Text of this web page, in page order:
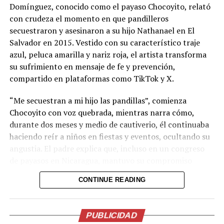
institucional.
Su presentación presidencial también dejó una señal
incómoda: el partido no permitió que los periodistas la
entrevistaran y la jornada estuvo marcada por reclamos
internos sobre el manejo anticipado de las candidaturas.
No son hechos que destruyan una campaña, pero sí
proyectar para recuperar credibilidad.
El mayor problema de Iraheta no es su perfil personal,
sino ARENA. El partido que gobernó entre 1989 y 2009
conserva únicamente dos diputados y obtuvo apenas el
Dentro de la organización tampoco ha existido una
candidato presidencial para no legitimar la reelección
Domínguez, conocido como el payaso Chocoyito, relató
con crudeza el momento en que pandilleros
secuestraron y asesinaron a su hijo Nathanael en El
Salvador en 2015. Vestido con su característico traje
azul, peluca amarilla y nariz roja, el artista transforma
su sufrimiento en mensaje de fe y prevención,
compartido en plataformas como TikTok y X.
“Me secuestran a mi hijo las pandillas”, comienza
Chocoyito con voz quebrada, mientras narra cómo,
durante dos meses y medio de cautiverio, él continuaba
haciendo reír a niños en fiestas y eventos, ocultando su
angustia. El padre explica que, incluso en un congreso
escénico pese al infierno personal que vivía.
hallazgo del cuerpo. “Agarré mi moto… y me enseñan
esto”, relata, describiendo la foto de su hijo atado de pies
CONTINUE READING
PUBLICIDAD